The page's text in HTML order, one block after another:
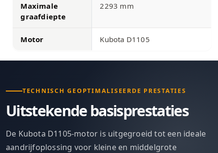
Maximale
graafdiepte
2293 mm
Motor Kubota D1105
TECHNISCH GEOPTIMALISEERDE PRESTATIES
Uitstekende basisprestaties
De Kubota D1105-motor is uitgegroeid tot een ideale
aandrijfoplossing voor kleine en middelgrote